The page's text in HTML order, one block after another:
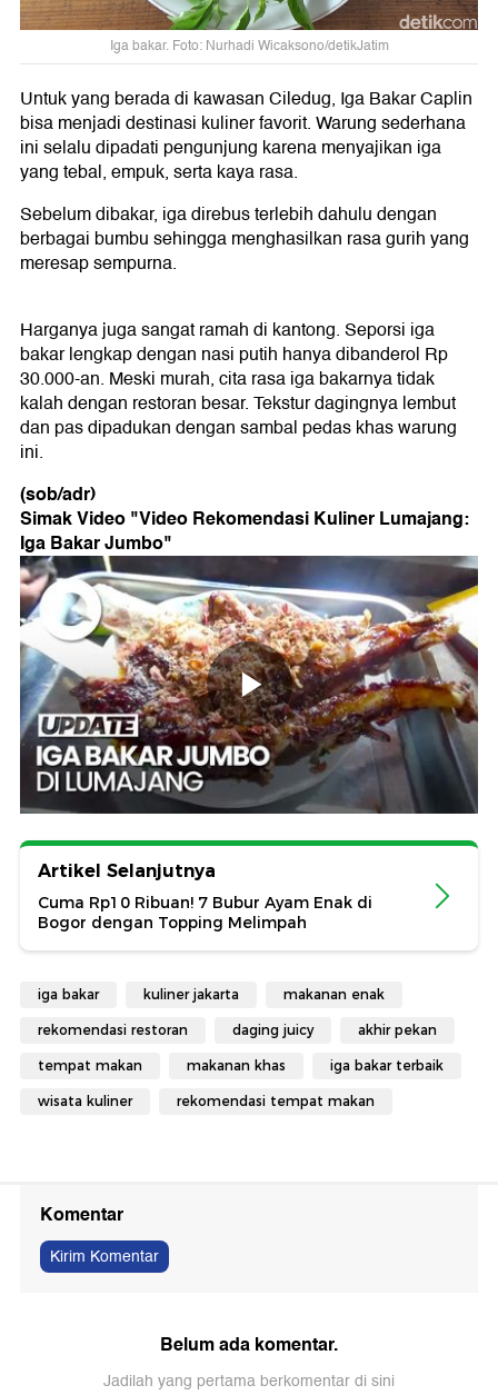
Iga bakar. Foto: Nurhadi Wicaksono/detikJatim
Untuk yang berada di kawasan Ciledug, Iga Bakar Caplin
bisa menjadi destinasi kuliner favorit. Warung sederhana
ini selalu dipadati pengunjung karena menyajikan iga
yang tebal, empuk, serta kaya rasa.
Sebelum dibakar, iga direbus terlebih dahulu dengan
berbagai bumbu sehingga menghasilkan rasa gurih yang
meresap sempurna.
Harganya juga sangat ramah di kantong. Seporsi iga
bakar lengkap dengan nasi putih hanya dibanderol Rp
30.000-an. Meski murah, cita rasa iga bakarnya tidak
kalah dengan restoran besar. Tekstur dagingnya lembut
dan pas dipadukan dengan sambal pedas khas warung
ini.
(sob/adr)
Simak Video "Video Rekomendasi Kuliner Lumajang:
Iga Bakar Jumbo"
Artikel Selanjutnya
Cuma Rp10 Ribuan! 7 Bubur Ayam Enak di
Bogor dengan Topping Melimpah
iga bakar kuliner jakarta makanan enak
rekomendasi restoran daging juicy akhir pekan
tempat makan makanan khas iga bakar terbaik
wisata kuliner rekomendasi tempat makan
Komentar
Kirim Komentar
Belum ada komentar.
Jadilah yang pertama berkomentar di sini